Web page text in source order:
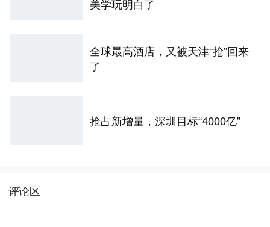
美学玩明白了
全球最高酒店，又被天津“抢”回来
了
抢占新增量，深圳目标“4000亿”
评论区